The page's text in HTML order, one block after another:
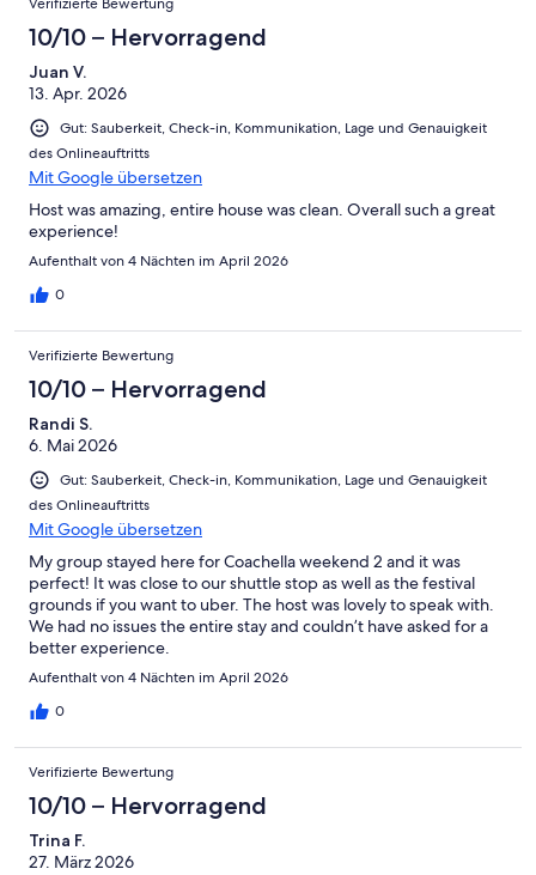
Verifizierte Bewertung
10/10 – Hervorragend
Juan V.
13. Apr. 2026
Gut: Sauberkeit, Check-in, Kommunikation, Lage und Genauigkeit
des Onlineauftritts
Mit Google übersetzen
Host was amazing, entire house was clean. Overall such a great
experience!
Aufenthalt von 4 Nächten im April 2026
0
Verifizierte Bewertung
10/10 – Hervorragend
Randi S.
6. Mai 2026
Gut: Sauberkeit, Check-in, Kommunikation, Lage und Genauigkeit
des Onlineauftritts
Mit Google übersetzen
My group stayed here for Coachella weekend 2 and it was
perfect! It was close to our shuttle stop as well as the festival
grounds if you want to uber. The host was lovely to speak with.
We had no issues the entire stay and couldn’t have asked for a
better experience.
Aufenthalt von 4 Nächten im April 2026
0
Verifizierte Bewertung
10/10 – Hervorragend
Trina F.
27. März 2026